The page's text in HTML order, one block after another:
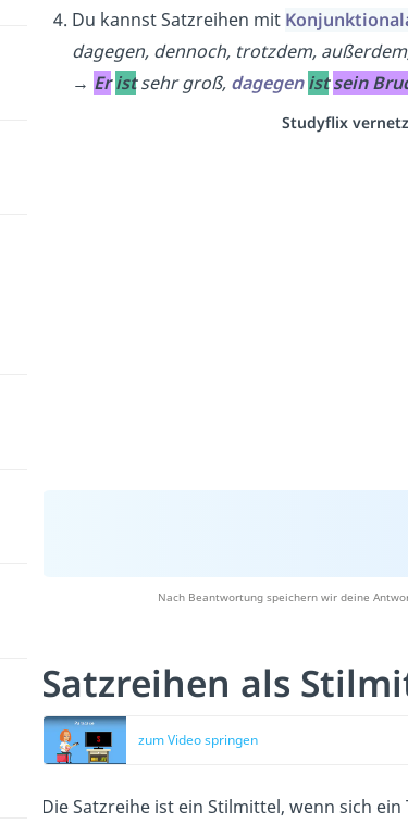
Du kannst Satzreihen mit
dagegen, dennoch, trotzdem,
→ Er istsehr groß, dagegen ist sein
Studyflix
Nach Beantwortung speichern wir deine
Satzreihen als
zum Video springen
Die Satzreihe ist ein Stilmittel, wenn sich